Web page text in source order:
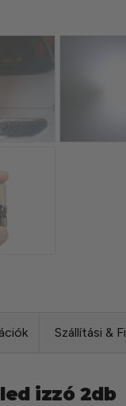
Szállítási &
izzó 2db